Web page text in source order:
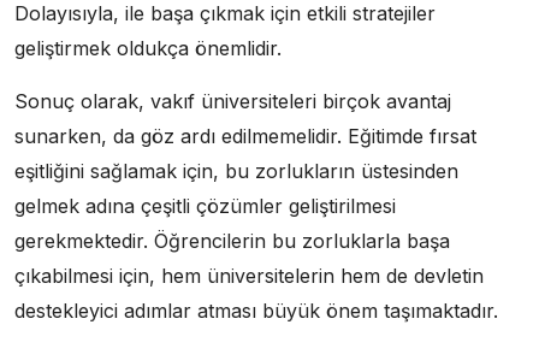
Dolayısıyla, ile başa çıkmak için etkili stratejiler
geliştirmek oldukça önemlidir.
Sonuç olarak, vakıf üniversiteleri birçok avantaj
sunarken, da göz ardı edilmemelidir. Eğitimde fırsat
eşitliğini sağlamak için, bu zorlukların üstesinden
gelmek adına çeşitli çözümler geliştirilmesi
gerekmektedir. Öğrencilerin bu zorluklarla başa
çıkabilmesi için, hem üniversitelerin hem de devletin
destekleyici adımlar atması büyük önem taşımaktadır.